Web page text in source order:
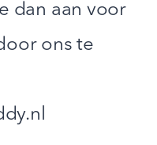
dan aan voor
ons te